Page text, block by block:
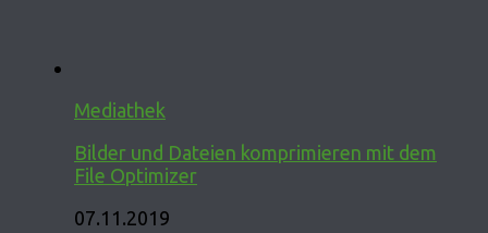
Mediathek
Bilder und Dateien komprimieren mit dem
File Optimizer
07.11.2019